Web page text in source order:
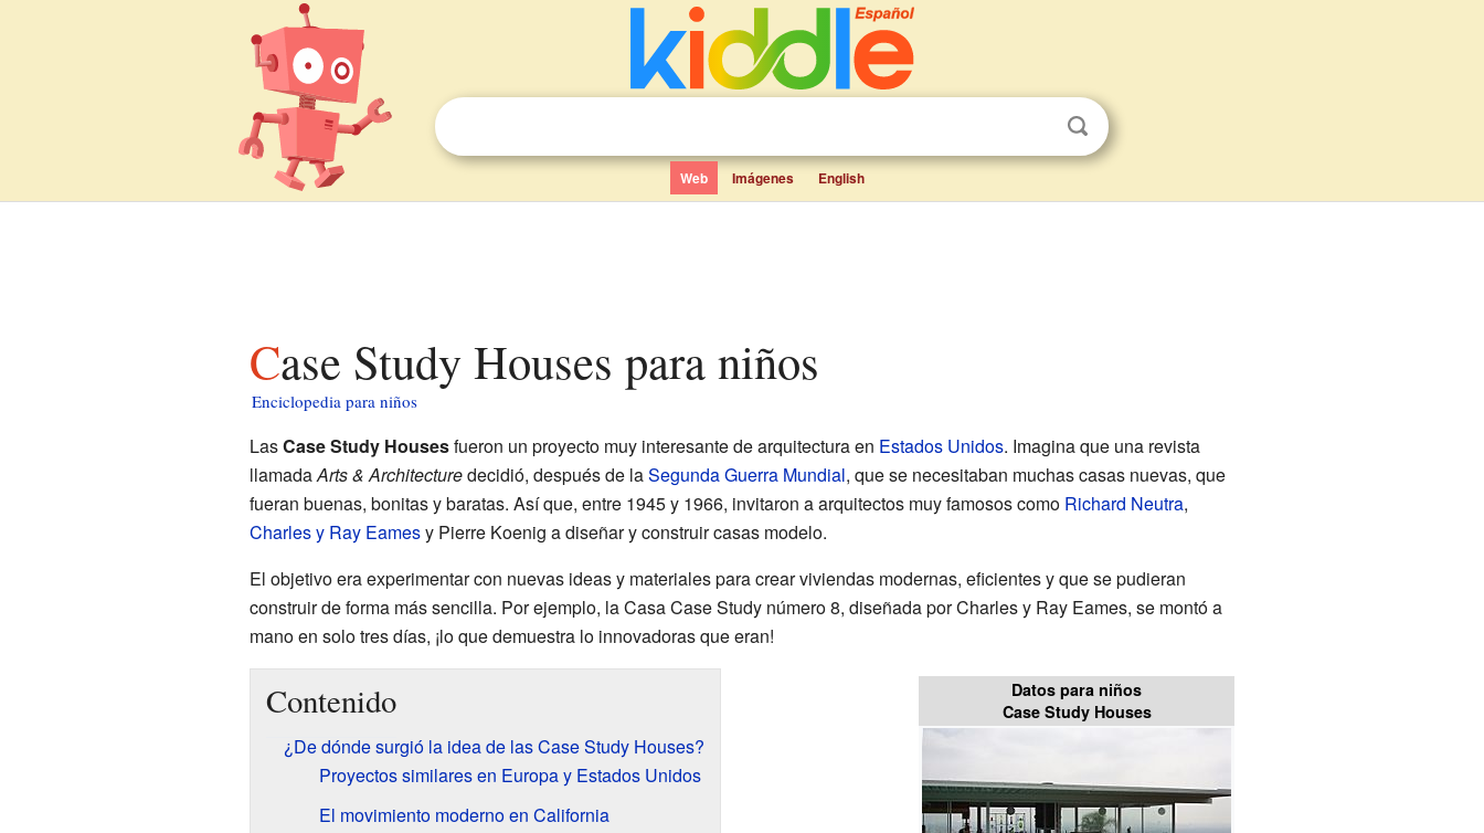
Web Imágenes English
Case Study Houses para niños
Enciclopedia para niños
LasCase Study Housesfueron un proyecto muy interesante de arquitectura en Estados Unidos. Imagina que una revista
llamadaArts & Architecturedecidió, después de laSegunda Guerra Mundial, que se necesitaban muchas casas nuevas, que
fueran buenas, bonitas y baratas. Así que, entre 1945 y 1966, invitaron a arquitectos muy famosos como Richard Neutra,
Charles y Ray Eamesy Pierre Koenig a diseñar y construir casas modelo.
El objetivo era experimentar con nuevas ideas y materiales para crear viviendas modernas, eficientes y que se pudieran
construir de forma más sencilla. Por ejemplo, la Casa Case Study número 8, diseñada por Charles y Ray Eames, se montó a
mano en solo tres días, ¡lo que demuestra lo innovadoras que eran!
Datos para niños
Case Study Houses
Contenido
¿De dónde surgió la idea de las Case Study Houses?
Proyectos similares en Europa y Estados Unidos
El movimiento moderno en California